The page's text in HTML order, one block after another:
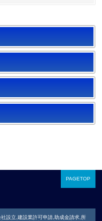
PAGETOP
設立,建設業許可申請,助成金請求,所